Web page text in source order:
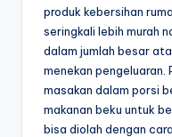
produk kebersihan
seringkali lebih murah
dalam jumlah besar
menekan
masakan dalam porsi
makanan beku untuk
bisa diolah dengan